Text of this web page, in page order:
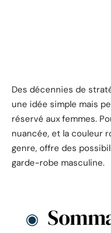
Des décennies de
une idée simple mais
réservé aux femmes.
nuancée, et la couleur
genre, offre des
garde-robe masculine.